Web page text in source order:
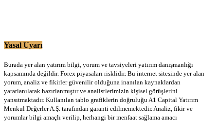
Yasal Uyarı
Burada yer alan yatırım bilgi, yorum ve tavsiyeleri yatırım danışmanlığı
kapsamında değildir. Forex piyasaları risklidir. Bu internet sitesinde yer alan
yorum, analiz ve fikirler güvenilir olduğuna inanılan kaynaklardan
yararlanılarak hazırlanmıştır ve analistlerimizin kişisel görüşlerini
yansıtmaktadır. Kullanılan tablo grafiklerin doğruluğu A1 Capital Yatırım
Menkul Değerler A.Ş. tarafından garanti edilmemektedir. Analiz, fikir ve
yorumlar bilgi amaçlı verilip, herhangi bir menfaat sağlama amacı